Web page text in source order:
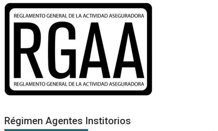
Régimen Agentes Institorios